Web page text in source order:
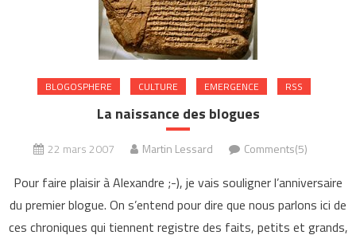
BLOGOSPHERE CULTURE EMERGENCE RSS
La naissance des blogues
22 mars 2007 Martin Lessard Comments(5)
Pour faire plaisir à Alexandre ;-), je vais souligner l’anniversaire
du premier blogue. On s’entend pour dire que nous parlons ici de
ces chroniques qui tiennent registre des faits, petits et grands,